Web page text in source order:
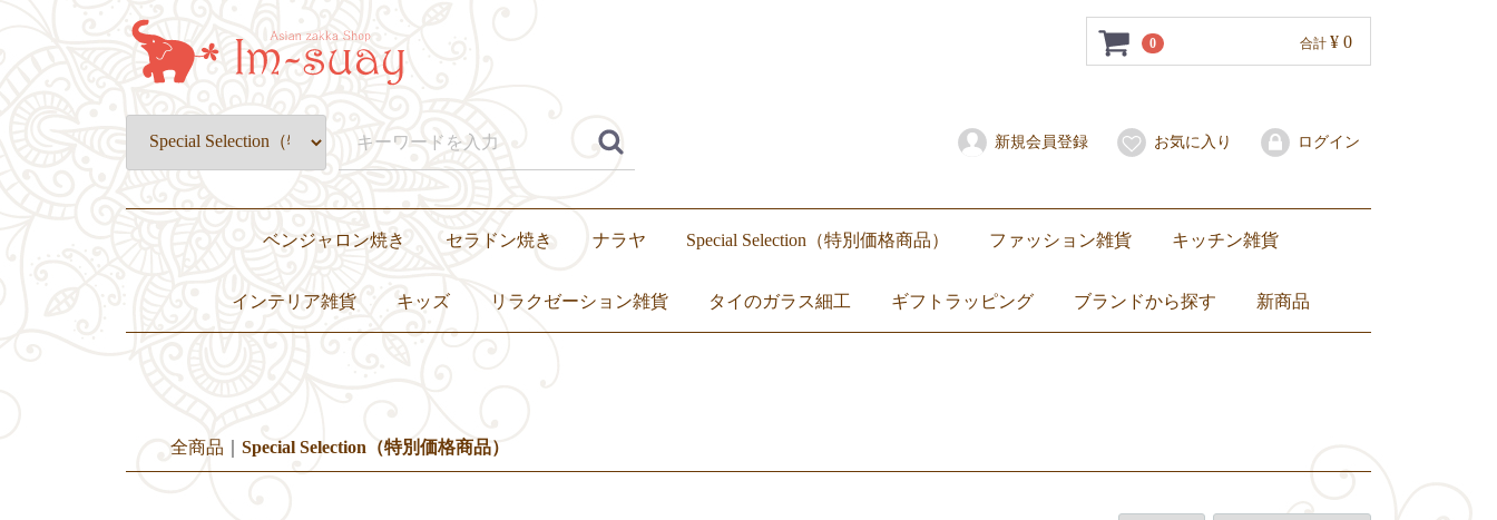
0 合計 ¥ 0
新規会員登録 お気に入り ログイン
ベンジャロン焼き
カップ&ソーサー・グラス
皿・プレート
壺・小物入れ
置物・オブジェ ティーセット・ディナーセット
セラドン焼き ナラヤ Special Selection（特別価格商品） ファッション雑貨
水着・サンダル
スカーフ
子ども服
バッグ トートバッグ
ショルダーバッグ
ハンドバッグ
エコバッグ
子ども用バッグ
ポーチ
財布・コインケース
携帯用爪楊枝入れ
その他
キッチン雑貨
琺瑯（ホーロー）
セラドン焼き
ベンジャロン焼き
食器
マグカップ・グラス
カトラリー・お箸
箸置き
ミトン
卓上小物
インテリア雑貨 キッズ リラクゼーション雑貨 タイのガラス細工 ギフトラッピング ブランドから探す 新商品
全商品 Special Selection（特別価格商品）